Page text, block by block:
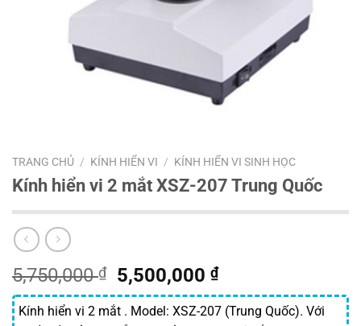
TRANG CHỦ / KÍNH HIỂN VI / KÍNH HIỂN VI SINH HỌC
Kính hiển vi 2 mắt XSZ-207 Trung Quốc
5,750,000₫
Giá
gốc
là:
5,500,000₫Giá
hiện
tại
Kính hiển vi 2 mắt . Model: XSZ-207 (Trung Quốc). Với